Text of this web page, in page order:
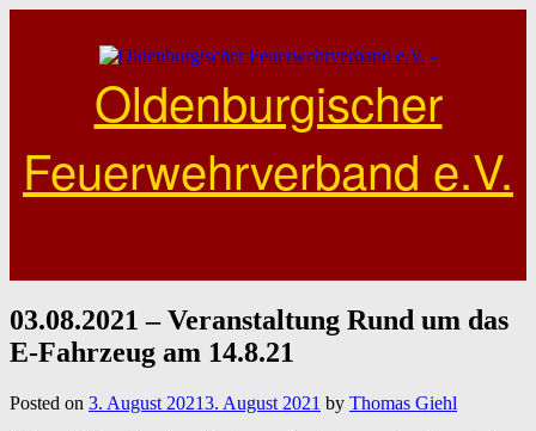
Oldenburgischer
Feuerwehrverband e.V.
03.08.2021 – Veranstaltung Rund um das
E-Fahrzeug am 14.8.21
Posted on 3. August 20213. August 2021 by Thomas Giehl